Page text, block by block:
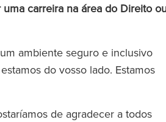
carreira na área do Direito
ambiente seguro e inclusivo
do vosso lado. Estamos
de agradecer a todos